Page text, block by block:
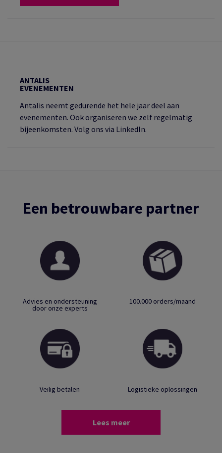
ANTALIS
EVENEMENTEN
Antalis neemt gedurende het hele jaar deel aan
evenementen. Ook organiseren we zelf regelmatig
bijeenkomsten. Volg ons via LinkedIn.
Een betrouwbare partner
Advies en ondersteuning
door onze experts
100.000 orders/maand
Veilig betalen Logistieke oplossingen
Lees meer